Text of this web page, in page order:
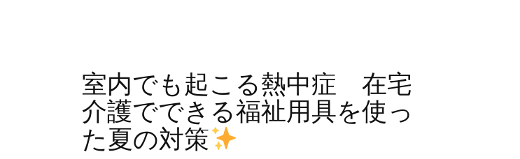
室内でも起こる熱中症 在宅
介護でできる福祉用具を使っ
た夏の対策